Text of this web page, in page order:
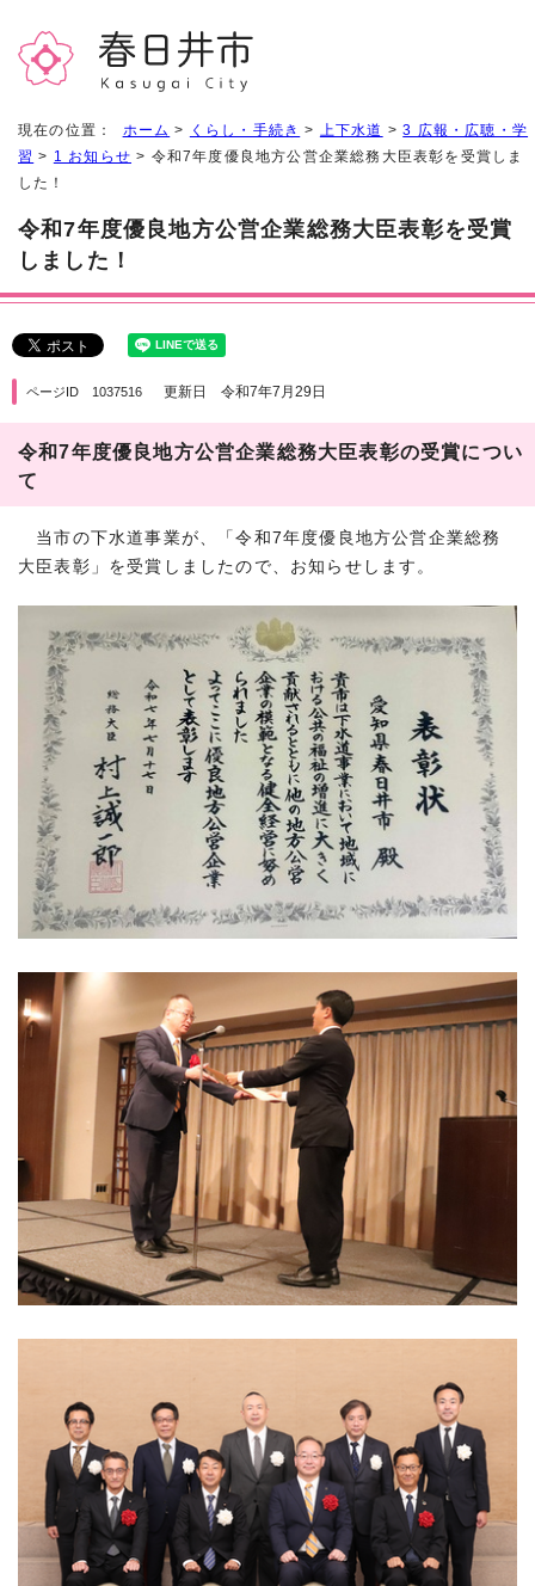
現在の位置： ホーム > くらし・手続き > 上下水道 >3 広報・広聴・学
習 > 1 お知らせ > 令和7年度優良地方公営企業総務大臣表彰を受賞しま
した！
令和7年度優良地方公営企業総務大臣表彰を受賞
しました！
ページID 1037516 更新日 令和7年7月29日
令和7年度優良地方公営企業総務大臣表彰の受賞につい
て
当市の下水道事業が、「令和7年度優良地方公営企業総務
大臣表彰」を受賞しましたので、お知らせします。